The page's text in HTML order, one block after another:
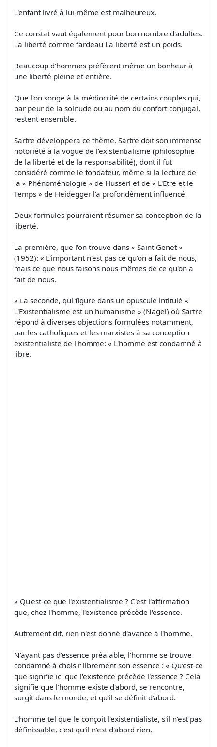
L'enfant livré à lui-même est malheureux.
Ce constat vaut également pour bon nombre d'adultes.
La liberté comme fardeau La liberté est un poids.
Beaucoup d'hommes préfèrent même un bonheur à
une liberté pleine et entière.
Que l'on songe à la médiocrité de certains couples qui,
par peur de la solitude ou au nom du confort conjugal,
restent ensemble.
Sartre développera ce thème. Sartre doit son immense
notoriété à la vogue de l'existentialisme (philosophie
de la liberté et de la responsabilité), dont il fut
considéré comme le fondateur, même si la lecture de
la « Phénoménologie » de Husserl et de « L'Etre et le
Temps » de Heidegger l'a profondément influencé.
Deux formules pourraient résumer sa conception de la
liberté.
La première, que l'on trouve dans « Saint Genet »
(1952): « L'important n'est pas ce qu'on a fait de nous,
mais ce que nous faisons nous-mêmes de ce qu'on a
fait de nous.
» La seconde, qui figure dans un opuscule intitulé «
L'Existentialisme est un humanisme » (Nagel) où Sartre
répond à diverses objections formulées notamment,
par les catholiques et les marxistes à sa conception
existentialiste de l'homme: « L'homme est condamné à
libre.
» Qu'est-ce que l'existentialisme ? C'est l'affirmation
que, chez l'homme, l'existence précède l'essence.
Autrement dit, rien n'est donné d'avance à l'homme.
N'ayant pas d'essence préalable, l'homme se trouve
condamné à choisir librement son essence : « Qu'est-ce
que signifie ici que l'existence précède l'essence ? Cela
signifie que l'homme existe d'abord, se rencontre,
surgit dans le monde, et qu'il se définit d'abord.
L'homme tel que le conçoit l'existentialiste, s'il n'est pas
définissable, c'est qu'il n'est d'abord rien.